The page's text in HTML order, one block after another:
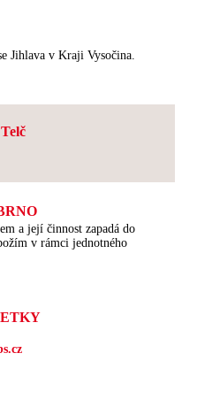
Jihlava v Kraji Vysočina.
a její činnost zapadá do
v rámci jednotného